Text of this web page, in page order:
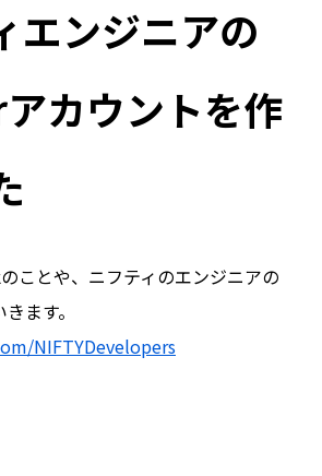
エンジニアの
カウントを作
ことや、ニフティのエンジニアの
ます。
NIFTYDevelopers